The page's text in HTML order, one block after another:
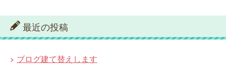
最近の投稿
ブログ建て替えします